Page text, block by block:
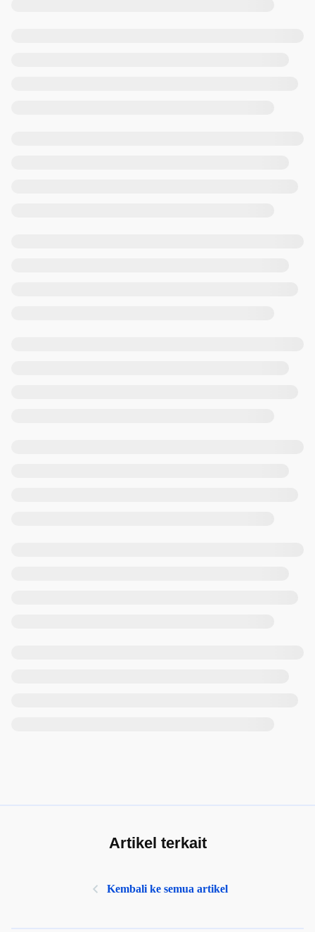
Artikel terkait
Kembali ke semua artikel